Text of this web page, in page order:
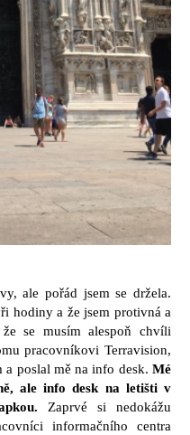
ale pořád jsem se držela.
hodiny a že jsem protivná a
se musím alespoň chvíli
pracovníkovi Terravision,
poslal mě na info desk. Mé
ale info desk na letišti v
Zaprvé si nedokážu
informačního centra